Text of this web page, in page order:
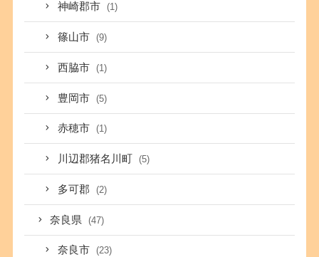
神崎郡市 (1)
篠山市 (9)
西脇市 (1)
豊岡市 (5)
赤穂市 (1)
川辺郡猪名川町 (5)
多可郡 (2)
奈良県 (47)
奈良市 (23)